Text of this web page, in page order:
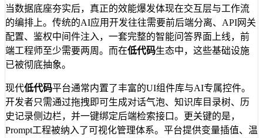
当数据底座夯实后，真正的效能爆发体现在交互层与工作流
的编排上。传统的AI应用开发往往需要前后端分离、API网关
配置、鉴权中间件注入，一套完整的智能问答界面上线，前
端工程师至少需要两周。而在低代码生态中，这些基础设施
已被彻底抽象。
现代低代码平台通常内置了丰富的UI组件库与AI专属控件。
开发者只需通过拖拽即可生成对话气泡、知识库目录树、历
史记录侧边栏，并一键绑定后端检索接口。更关键的是，
Prompt工程被纳入了可视化管理体系。平台提供变量插值、温